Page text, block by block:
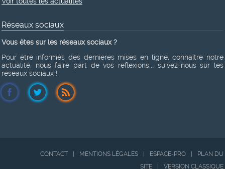
Réseaux sociaux
Vous êtes sur les réseaux sociaux ?
Pour être informés des dernières mises en ligne, connaître notre
actualité, nous faire part de vos réflexions... suivez-nous sur les
réseaux sociaux !
CONTACT MENTIONS LÉGALES ESPACE-PRO
PLAN DU
SITE
VERSION CLASSIQUE